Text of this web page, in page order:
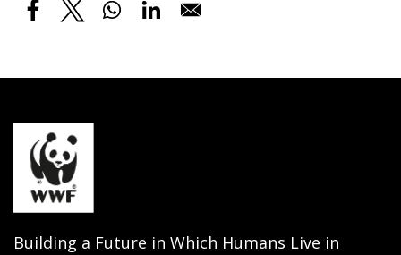
Building a Future in Which Humans Live in